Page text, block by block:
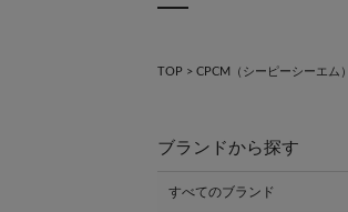
TOP > CPCM（シーピーシーエム）
ブランドから探す
すべてのブランド